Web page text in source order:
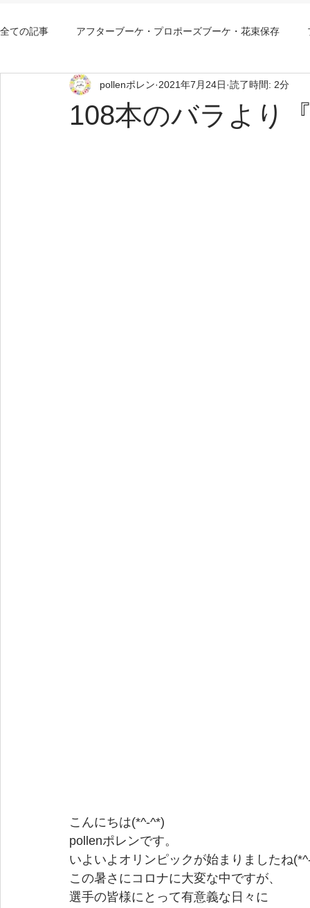
全ての記事 アフターブーケ・プロポーズブーケ・花束保存
アフターブーケ大阪持込み アフターブーケ大阪安い
108本のバラより
pollenポレン 2021年7月24日 読了時間: 2分
こんにちは(*^-^*)
pollenポレンです。
いよいよオリンピックが始まりましたね
この暑さにコロナに大変な中ですが、
選手の皆様にとって有意義な日々に